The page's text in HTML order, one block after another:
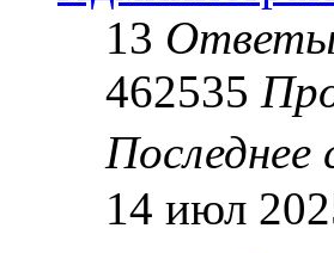
13 Ответы
462535
14 июл